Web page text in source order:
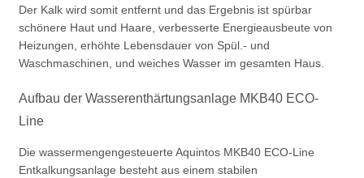
Der Kalk wird somit entfernt und das Ergebnis ist spürbar
schönere Haut und Haare, verbesserte Energieausbeute von
Heizungen, erhöhte Lebensdauer von Spül.- und
Waschmaschinen, und weiches Wasser im gesamten Haus.
Aufbau der Wasserenthärtungsanlage MKB40 ECO-
Line
Die wassermengengesteuerte Aquintos MKB40 ECO-Line
Entkalkungsanlage besteht aus einem stabilen